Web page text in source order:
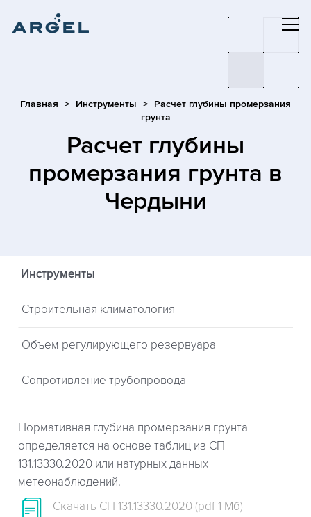
Главная Инструменты
Расчет глубины промерзания
грунта
Расчет глубины
промерзания грунта в
Чердыни
Инструменты
Строительная климатология
Объем регулирующего резервуара
Сопротивление трубопровода
Нормативная глубина промерзания грунта
определяется на основе таблиц из СП
131.13330.2020 или натурных данных
метеонаблюдений.
Скачать СП 131.13330.2020 (pdf 1 Мб)